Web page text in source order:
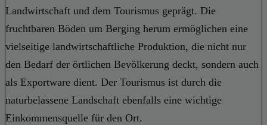
Landwirtschaft und dem Tourismus geprägt. Die
fruchtbaren Böden um Berging herum ermöglichen eine
vielseitige landwirtschaftliche Produktion, die nicht nur
den Bedarf der örtlichen Bevölkerung deckt, sondern auch
als Exportware dient. Der Tourismus ist durch die
naturbelassene Landschaft ebenfalls eine wichtige
Einkommensquelle für den Ort.